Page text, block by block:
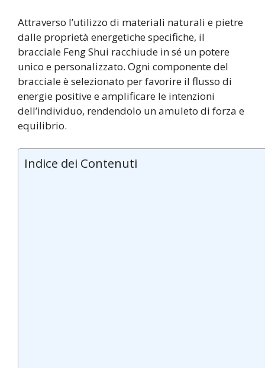
Attraverso l’utilizzo di materiali naturali e pietre
dalle proprietà energetiche specifiche, il
bracciale Feng Shui racchiude in sé un potere
unico e personalizzato. Ogni componente del
bracciale è selezionato per favorire il flusso di
energie positive e amplificare le intenzioni
dell’individuo, rendendolo un amuleto di forza e
equilibrio.
Indice dei Contenuti